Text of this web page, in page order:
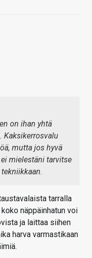
on ihan yhtä
Kaksikerrosvalu
mutta jos hyvä
mielestäni tarvitse
tarralla
näppäinhatun voi
ja laittaa siihen
harva varmastikaan